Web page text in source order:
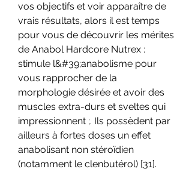
vos objectifs et voir apparaître de
vrais résultats, alors il est temps
pour vous de découvrir les mérites
de Anabol Hardcore Nutrex :
stimule l&#39;anabolisme pour
vous rapprocher de la
morphologie désirée et avoir des
muscles extra-durs et sveltes qui
impressionnent ;. Ils possèdent par
ailleurs à fortes doses un effet
anabolisant non stéroïdien
(notamment le clenbutérol) [31].